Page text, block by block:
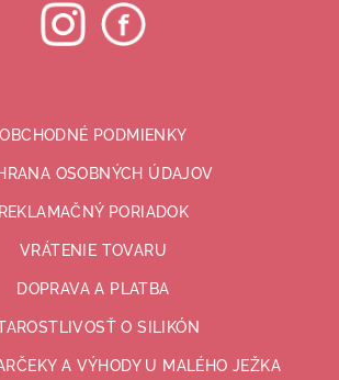
OBCHODNÉ PODMIENKY
OSOBNÝCH ÚDAJOV
REKLAMAČNÝ PORIADOK
VRÁTENIE TOVARU
DOPRAVA A PLATBA
O SILIKÓN
A VÝHODY U MALÉHO JEŽKA